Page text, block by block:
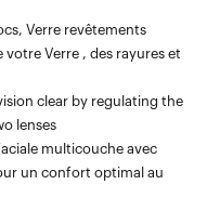
Verre revêtements
Verre , des rayures et
clear by regulating the
lenses
multicouche avec
un confort optimal au